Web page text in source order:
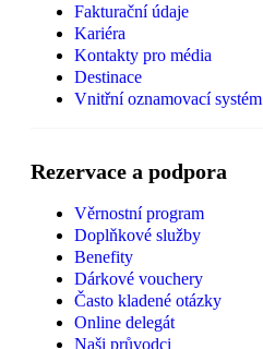
Fakturační údaje
Kariéra
Kontakty pro média
Destinace
Vnitřní oznamovací systém
Rezervace a podpora
Věrnostní program
Doplňkové služby
Benefity
Dárkové vouchery
Často kladené otázky
Online delegát
Naši průvodci